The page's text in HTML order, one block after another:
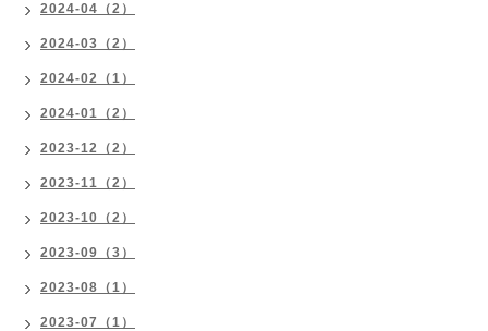
2024-04（2）
2024-03（2）
2024-02（1）
2024-01（2）
2023-12（2）
2023-11（2）
2023-10（2）
2023-09（3）
2023-08（1）
2023-07（1）